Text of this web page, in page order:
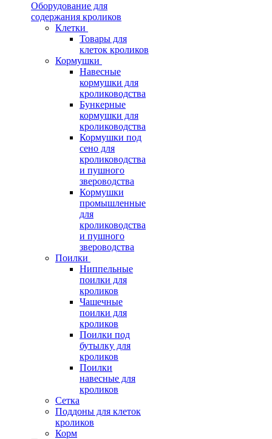
Оборудование для
содержания кроликов
Клетки
Товары для
клеток кроликов
Кормушки
Навесные
кормушки для
кролиководства
Бункерные
кормушки для
кролиководства
Кормушки под
сено для
кролиководства
и пушного
звероводства
Кормушки
промышленные
для
кролиководства
и пушного
звероводства
Поилки
Ниппельные
поилки для
кроликов
Чашечные
поилки для
кроликов
Поилки под
бутылку для
кроликов
Поилки
навесные для
кроликов
Сетка
Поддоны для клеток
кроликов
Корм